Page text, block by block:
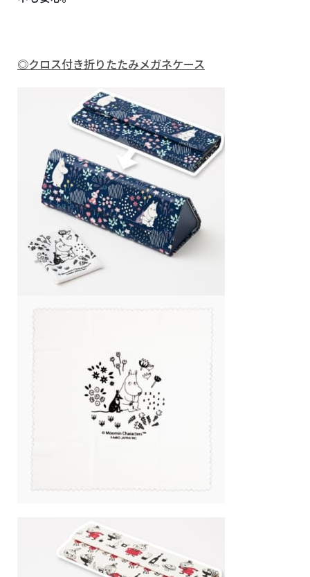
◎クロス付き折りたたみメガネケース